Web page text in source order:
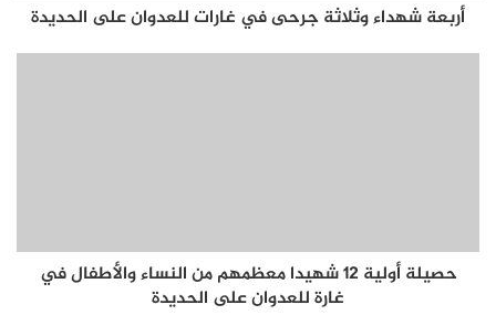
أربعة شهداء وثلاثة جرحى في غارات للعدوان على الحديدة
حصيلة أولية 12 شهيدا معظمهم من النساء والأطفال في
غارة للعدوان على الحديدة